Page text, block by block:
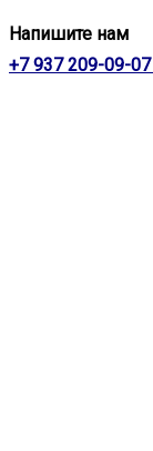
Напишите нам
+7 937 209-09-07